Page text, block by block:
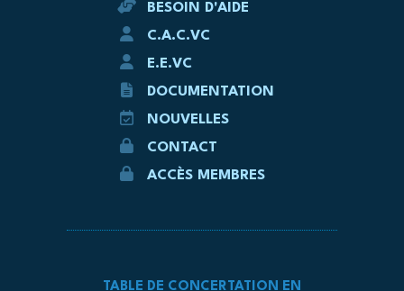
BESOIN D'AIDE
C.A.C.VC
E.E.VC
DOCUMENTATION
NOUVELLES
CONTACT
ACCÈS MEMBRES
TABLE DE CONCERTATION EN